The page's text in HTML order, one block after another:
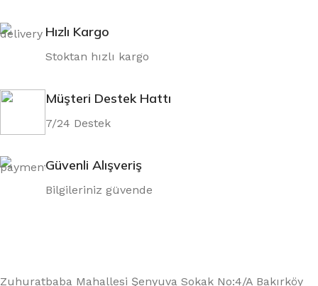
Hızlı Kargo
Stoktan hızlı kargo
Müşteri Destek Hattı
7/24 Destek
Güvenli Alışveriş
Bilgileriniz güvende
Zuhuratbaba Mahallesi Şenyuva Sokak No:4/A Bakırköy